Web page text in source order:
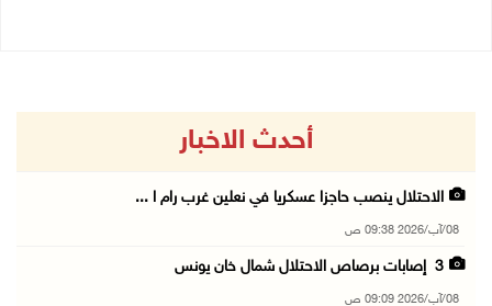
أحدث الاخبار
الاحتلال ينصب حاجزا عسكريا في نعلين غرب رام ا ...
08/آب/2026 09:38 ص
3 إصابات برصاص الاحتلال شمال خان يونس
08/آب/2026 09:09 ص